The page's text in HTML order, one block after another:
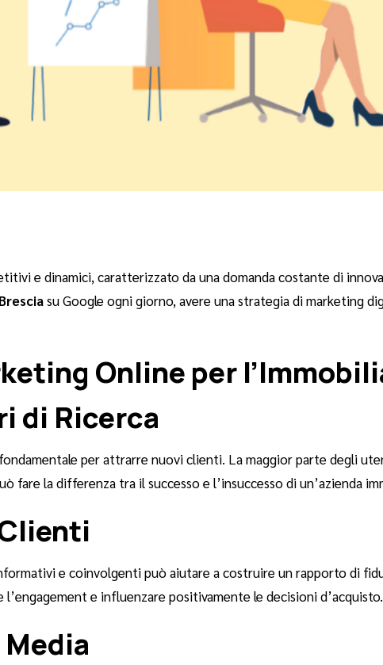
e dinamici, caratterizzato da una domanda costante di
su Google ogni giorno, avere una strategia di marketing
Online per
di Ricerca
per attrarre nuovi clienti. La maggior parte degli
fare la differenza tra il successo e l’insuccesso di un’azienda
e coinvolgenti può aiutare a costruire un rapporto di
e influenzare positivamente le decisioni d’acquisto.